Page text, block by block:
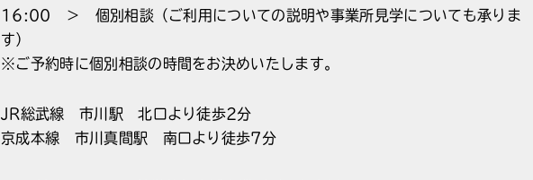
16:00 ＞ 個別相談（ご利用についての説明や事業所見学についても承りま
す）
※ご予約時に個別相談の時間をお決めいたします。
JR総武線 市川駅 北口より徒歩2分
京成本線 市川真間駅 南口より徒歩7分